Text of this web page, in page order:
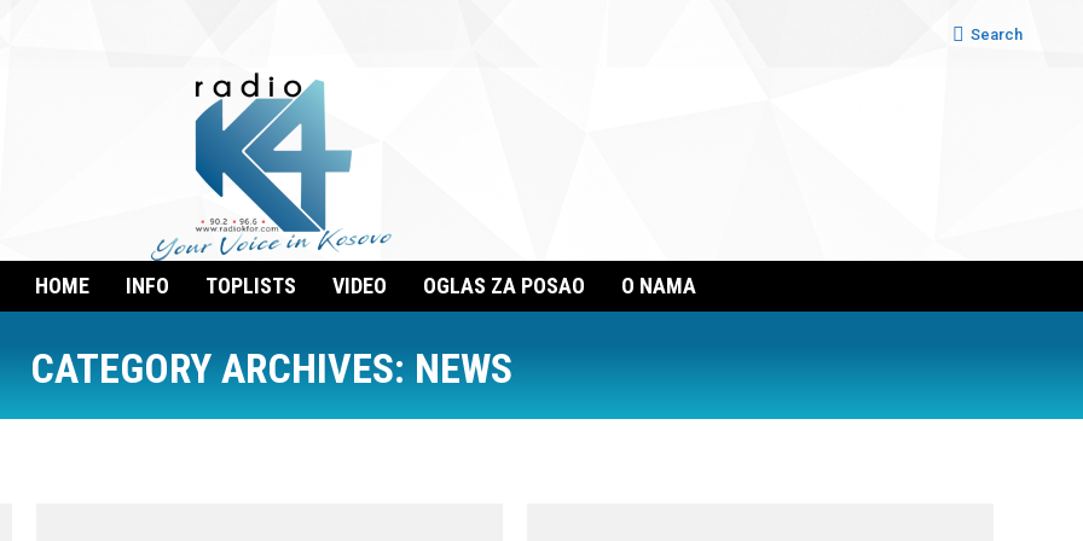
Search:
Search
HOME INFO TOPLISTS VIDEO OGLAS ZA POSAO O NAMA
CATEGORY ARCHIVES:NEWS